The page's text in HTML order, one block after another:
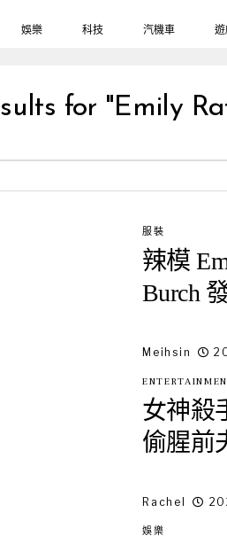
娛樂 科技 汽機車 遊
for "Emily
服裝
辣模
Burch
Meihsin
女神殺
偷腥前
Rachel
娛樂